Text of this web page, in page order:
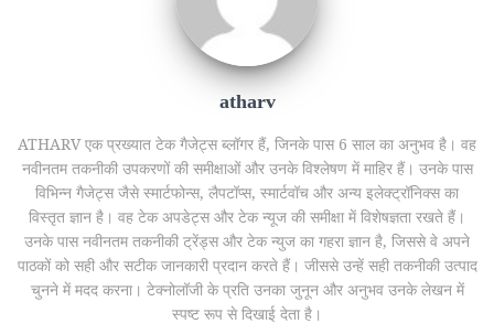
atharv
ATHARV एक प्रख्यात टेक गैजेट्स ब्लॉगर हैं, जिनके पास 6 साल का अनुभव है। वह
नवीनतम तकनीकी उपकरणों की समीक्षाओं और उनके विश्लेषण में माहिर हैं। उनके पास
विभिन्न गैजेट्स जैसे स्मार्टफोन्स, लैपटॉप्स, स्मार्टवॉच और अन्य इलेक्ट्रॉनिक्स का
विस्तृत ज्ञान है। वह टेक अपडेट्स और टेक न्यूज की समीक्षा में विशेषज्ञता रखते हैं।
उनके पास नवीनतम तकनीकी ट्रेंड्स और टेक न्युज का गहरा ज्ञान है, जिससे वे अपने
पाठकों को सही और सटीक जानकारी प्रदान करते हैं। जीससे उन्हें सही तकनीकी उत्पाद
चुनने में मदद करना। टेक्नोलॉजी के प्रति उनका जुनून और अनुभव उनके लेखन में
स्पष्ट रूप से दिखाई देता है।